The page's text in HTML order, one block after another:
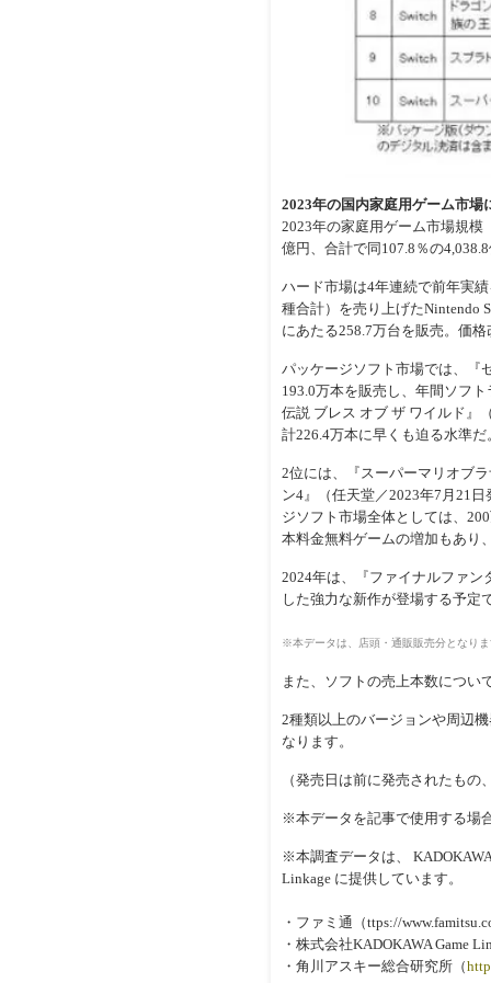
2023年の国内家庭用ゲーム市場
2023年の家庭用ゲーム市場規模
億円、合計で同107.8％の
ハード市場は4年連続で前年実
種合計）を売り上げたNintendo
にあたる258.7万台を販売。価
パッケージソフト市場では、『
193.0万本を販売し、年間ソフ
伝説 ブレス オブ ザ ワイルド』
計226.4万本に早くも迫る水準だ
2位には、『スーパーマリオブ
ン4』（任天堂／2023年7月21
ジソフト市場全体としては、
本料金無料ゲームの増加もあり
2024年は、『ファイナルファ
した強力な新作が登場する予定
※本データは、店頭・通販販売分となり
また、ソフトの売上本数につい
2種類以上のバージョンや周辺
なります。
（発売日は前に発売されたも
※本データを記事で使用する場
※本調査データは、
Linkage に提供しています。
・ファミ通（ttps://
・株式会社KADOKAWA Game
・角川アスキー総合研究所（